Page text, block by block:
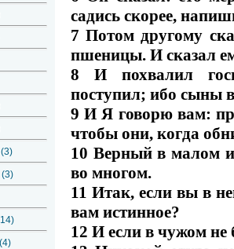
садись скорее,
7 Потом другому
пшеницы. И сказал
8 И похвалил
поступил; ибо сыны
9 И Я говорю вам:
чтобы они, когда
10 Верный в малом
во многом.
11 Итак, если вы в
вам истинное?
12 И если в чужом